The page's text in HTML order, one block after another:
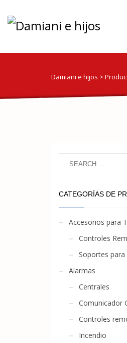
Damiani e hijos >
CATEGORÍAS DE
Accesorios para
Controles
Soportes para
Alarmas
Centrales
Comunicador
Controles
Incendio